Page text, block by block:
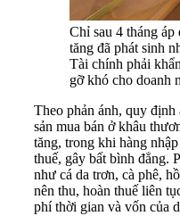
Chỉ sau 4 tháng
tăng đã phát sinh
Tài chính phải
gỡ khó cho doanh
Theo phản ánh, quy
sản mua bán ở khâu
tăng, trong khi hàng
thuế, gây bất bình đẳng.
như cá da trơn, cà phê,
nên thu, hoàn thuế liên
phí thời gian và vốn của